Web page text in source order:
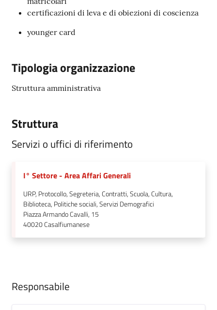
certificazioni di leva e di obiezioni di coscienza
younger card
Tipologia organizzazione
Struttura amministrativa
Struttura
Servizi o uffici di riferimento
I° Settore - Area Affari Generali
URP, Protocollo, Segreteria, Contratti, Scuola, Cultura,
Biblioteca, Politiche sociali, Servizi Demografici
Piazza Armando Cavalli, 15
40020Casalfiumanese
Responsabile